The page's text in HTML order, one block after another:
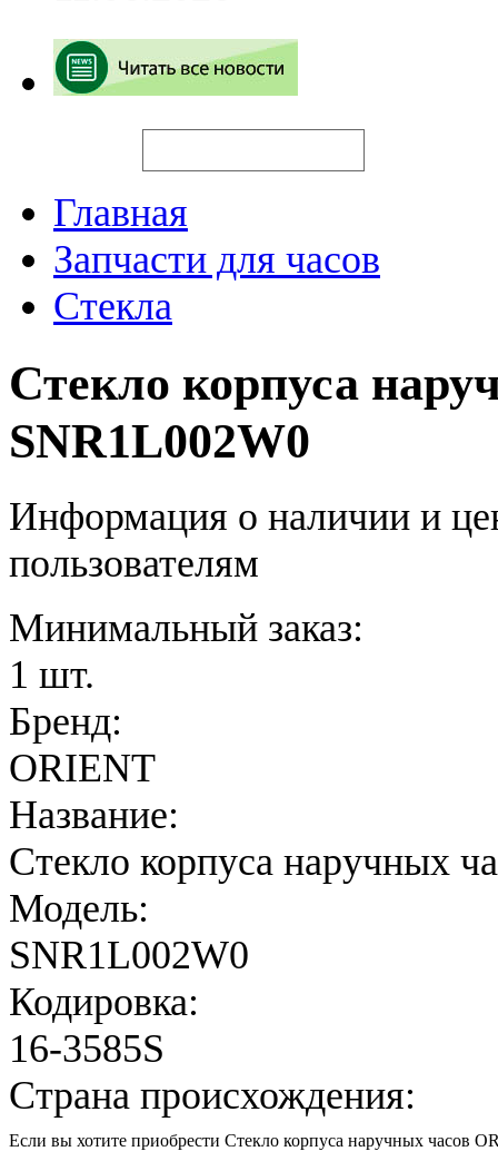
Главная
Запчасти для часов
Стекла
Стекло корпуса
SNR1L002W0
Информация о наличии и
пользователям
Минимальный заказ:
1 шт.
Бренд:
ORIENT
Название:
Стекло корпуса наручных
Модель:
SNR1L002W0
Кодировка:
16-3585S
Страна происхождения:
Если вы хотите приобрести Стекло корпуса наручных часов